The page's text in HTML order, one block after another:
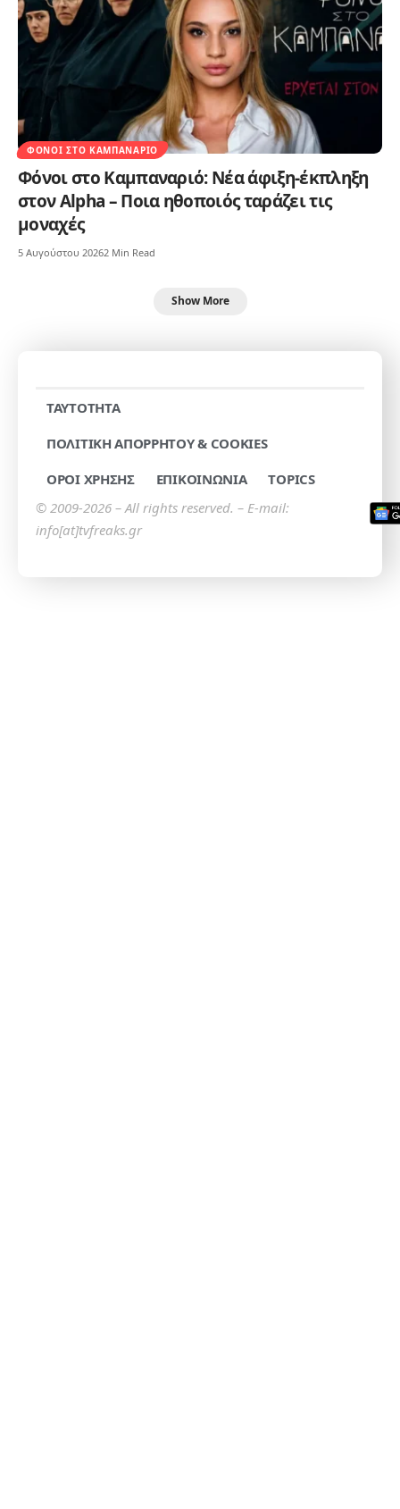
ΦΌΝΟΙ ΣΤΟ ΚΑΜΠΑΝΑΡΙΌ
Φόνοι στο Καμπαναριό: Νέα άφιξη-έκπληξη
στον Alpha – Ποια ηθοποιός ταράζει τις
μοναχές
5 Αυγούστου 20262 Min Read
Show More
TAYTOTHTA
ΠΟΛΙΤΙΚΗ ΑΠΟΡΡΗΤΟΥ & COOKIES
ΟΡΟΙ ΧΡΗΣΗΣ
ΕΠΙΚΟΙΝΩΝΙΑ
TOPICS
© 2009-2026 – All rights reserved. – E-mail:
info[at]tvfreaks.gr